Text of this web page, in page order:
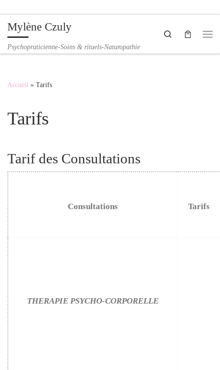
Passer au contenu
Mylène Czuly
Psychopraticienne-Soins & rituels-Naturopathie
Search
Accueil » Tarifs
Tarifs
Tarif des Consultations
Consultations Tarifs
THERAPIE PSYCHO-CORPORELLE